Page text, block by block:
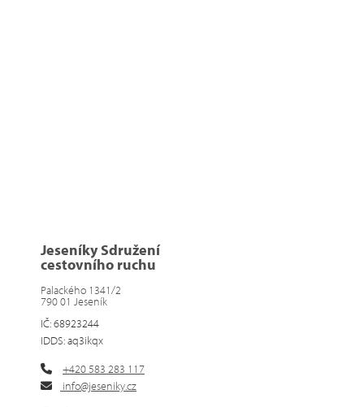
Jeseníky Sdružení
cestovního ruchu
Palackého 1341/2
790 01 Jeseník
IČ: 68923244
IDDS: aq3ikqx
+420 583 283 117
info@jeseniky.cz